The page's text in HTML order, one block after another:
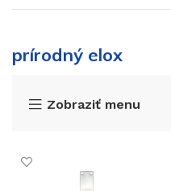
prírodný elox
Zobraziť menu